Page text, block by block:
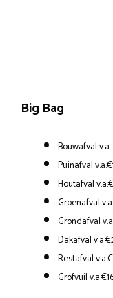
Big Bag
Bouwafval
Puinafval
Houtafval
Groenafval
Grondafval
Dakafval
Restafval
Grofvuil